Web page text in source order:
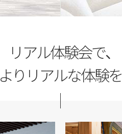
リアル体験会で、
よりリアルな体験を